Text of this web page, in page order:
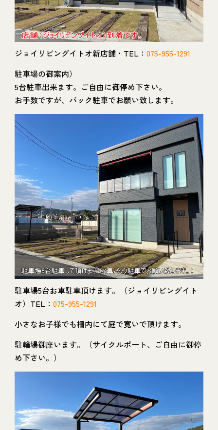
ジョイリビングイトオ新店舗・TEL： 075-955-1291
駐車場の御案内）
5台駐車出来ます。ご自由に御停め下さい。
お手数ですが、バック駐車でお願い致します。
駐車場5台お車駐車頂けます。（ジョイリビングイト
オ）TEL： 075-955-1291
小さなお子様でも柵内にて庭で寛いで頂けます。
駐輪場御座います。（サイクルポート、ご自由に御停
め下さい。）